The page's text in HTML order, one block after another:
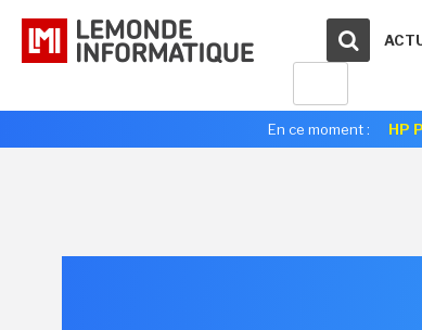
En ce moment : HP